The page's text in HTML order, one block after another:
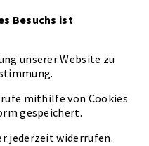
Besuchs ist
unserer Website zu
mithilfe von Cookies
gespeichert.
jederzeit widerrufen.